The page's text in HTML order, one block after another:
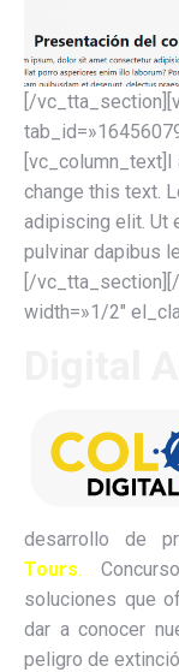
[/
change this text.
adipiscing elit. Ut
pulvinar dapibus
[/
width=»1/2″
desarrollo de
Tours.
soluciones que
dar a conocer
peligro de